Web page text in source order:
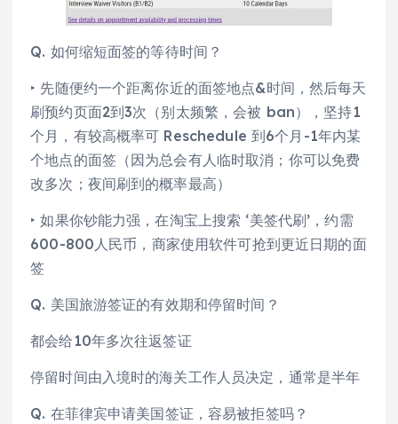
Q. 如何缩短面签的等待时间？
‣ 先随便约一个距离你近的面签地点&时间，然后每天
刷预约页面2到3次（别太频繁，会被 ban），坚持1
个月，有较高概率可 Reschedule 到6个月-1年内某
个地点的面签（因为总会有人临时取消；你可以免费
改多次；夜间刷到的概率最高）
‣ 如果你钞能力强，在淘宝上搜索 ‘美签代刷’，约需
600-800人民币，商家使用软件可抢到更近日期的面
签
Q. 美国旅游签证的有效期和停留时间？
都会给10年多次往返签证
停留时间由入境时的海关工作人员决定，通常是半年
Q. 在菲律宾申请美国签证，容易被拒签吗？